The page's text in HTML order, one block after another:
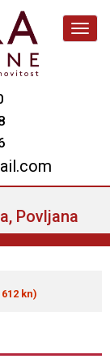
Povljana
612 kn)